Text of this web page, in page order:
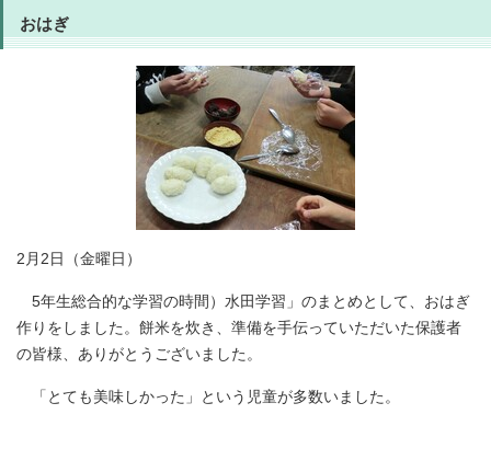
おはぎ
2月2日（金曜日）
5年生総合的な学習の時間）水田学習」のまとめとして、おはぎ
作りをしました。餅米を炊き、準備を手伝っていただいた保護者
の皆様、ありがとうございました。
「とても美味しかった」という児童が多数いました。